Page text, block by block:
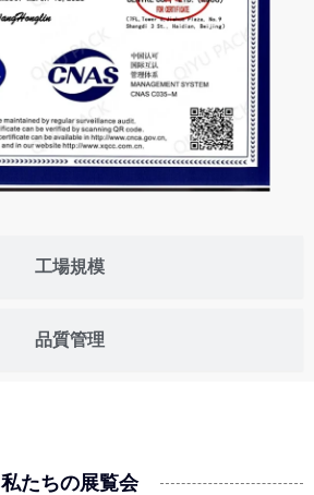
工場規模
品質管理
私たちの展覧会